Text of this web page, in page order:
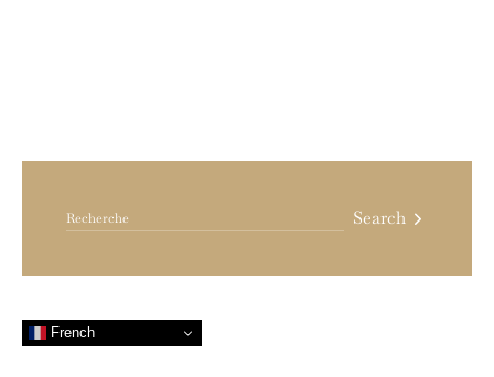
Search
French